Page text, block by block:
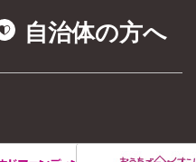
自治体の方へ